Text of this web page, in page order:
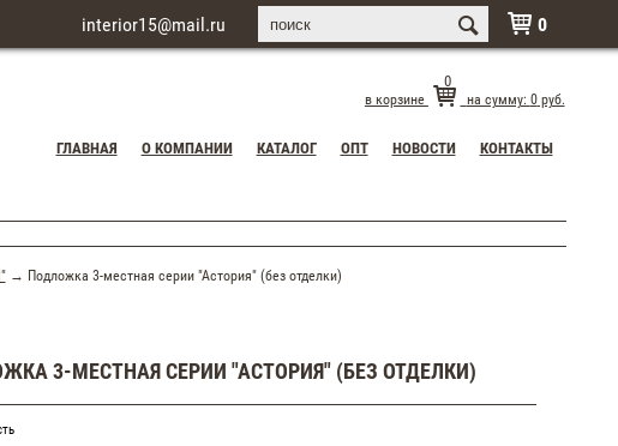
 0
interior15@mail.ru
в корзине
0
на сумму: 0руб.
ГЛАВНАЯ О КОМПАНИИ КАТАЛОГ ОПТ НОВОСТИ КОНТАКТЫ
→ Подложка 3-местная серии "Астория" (без отделки)
3-МЕСТНАЯ СЕРИИ "АСТОРИЯ" (БЕЗ ОТДЕЛКИ)